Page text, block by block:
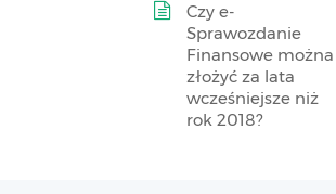
Czy e-
Sprawozdanie
Finansowe można
złożyć za lata
wcześniejsze niż
rok 2018?